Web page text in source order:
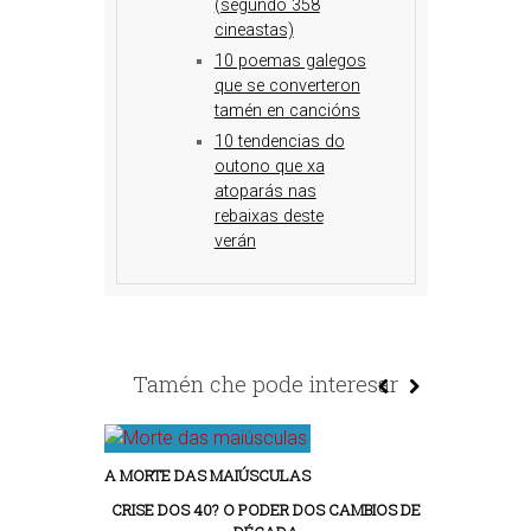
(segundo 358
cineastas)
10 poemas galegos
que se converteron
tamén en cancións
10 tendencias do
outono que xa
atoparás nas
rebaixas deste
verán
Tamén che pode interesar
A MORTE DAS MAIÚSCULAS
CRISE DOS 40? O PODER DOS CAMBIOS DE